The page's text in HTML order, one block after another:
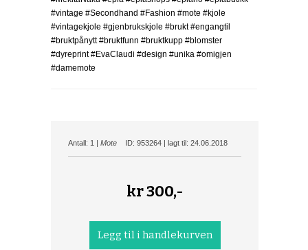
#vintage #Secondhand #Fashion #mote #kjole
#vintagekjole #gjenbrukskjole #brukt #engangtil
#bruktpånytt #bruktfunn #bruktkupp #blomster
#dyreprint #EvaClaudi #design #unika #omigjen
#damemote
Antall: 1 | Mote ID: 953264 | lagt til: 24.06.2018
kr300,-